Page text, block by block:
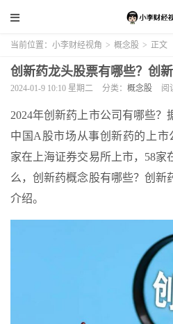
当前位置： 小李财经视角 > 概念股 > 正文
创新药龙头股票有哪些？创
2024-01-9 10:10 星期二 分类： 概念股 阅
2024年创新药上市公司有哪些？
中国A股市场从事创新药的上市
家在上海证券交易所上市，58家
么，创新药概念股有哪些？创新
介绍。